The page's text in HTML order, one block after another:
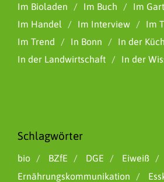
Im Bioladen
Im Buch
Im
Im Handel
Im Interview
Im
Im Trend
In Bonn
In der
In der Landwirtschaft
In der
Schlagwörter
bio BZfE DGE
Eiweiß
Ernährungskommunikation